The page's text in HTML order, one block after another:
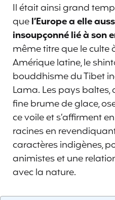
Il était ainsi grand
quel’Europe a elle
insoupçonné lié à son
même titre que le
Amérique latine, le
bouddhisme du Tibet
Lama. Les pays baltes,
fine brume de glace,
ce voile et s’affirment
racines en
caractères indigènes,
animistes et une
avec la nature.